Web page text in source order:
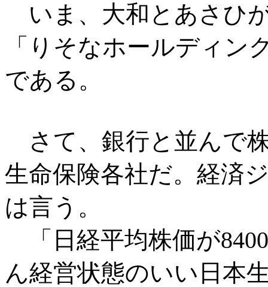
いま、大和とあさひ
「りそなホールディン
である。
さて、銀行と並んで
生命保険各社だ。経済
は言う。
「日経平均株価が
ん経営状態のいい日本